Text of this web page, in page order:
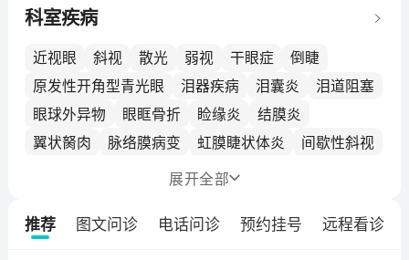
类医务人员16名，其中高级职务4名。设有眼科门诊、
批准为第二军医大学眼眶病研究中心。教学培养：除完
成本科、大专临床教学任务外，还培养硕士研究生71
名，博士研究生66名以及大批进修医师和护理骨干。为
军内外培养和输送了一大批眼科专业人才。长征医院眼
科全体紧紧围绕"眼眶病诊治中心"这一学科发展中的重
疗25余年，已形成了以眼眶肿瘤手术治疗学为龙头，以
治疗、眼眶骨折的修复治疗、眼眶整形美容的手术治疗
科室疾病
近视眼 斜视 散光 弱视 干眼症
倒睫
原发性开角型青光眼
泪器疾病 泪囊炎
泪道阻塞
眼球外异物
眼眶骨折 睑缘炎
结膜炎
翼状胬肉
脉络膜病变 虹膜睫状体炎
间歇性斜视
眼球突出
先天性眼球震颤
眼睑松弛症
眼眶爆裂性骨折
展开全部
推荐 图文问诊 电话问诊 预约挂号 远程看诊